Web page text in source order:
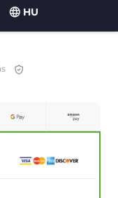
HU